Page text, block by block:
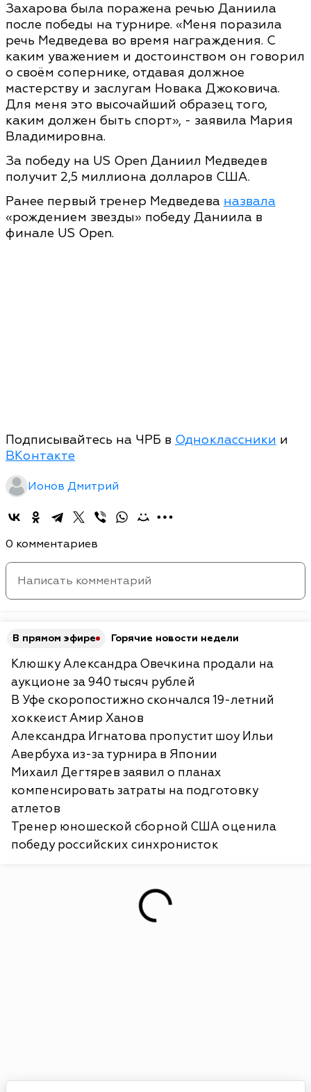
Захарова была поражена речью Даниила
после победы на турнире. «Меня поразила
речь Медведева во время награждения. С
каким уважением и достоинством он говорил
о своём сопернике, отдавая должное
мастерству и заслугам Новака Джоковича.
Для меня это высочайший образец того,
каким должен быть спорт», - заявила Мария
Владимировна.
За победу на US Open Даниил Медведев
получит 2,5 миллиона долларов США.
Ранее первый тренер Медведева назвала
«рождением звезды» победу Даниила в
финале US Open.
Подписывайтесь на ЧРБ в Одноклассники и
ВКонтакте
Ионов Дмитрий
0 комментариев
В прямом эфире Горячие новости недели
Клюшку Александра Овечкина продали на
аукционе за 940 тысяч рублей
В Уфе скоропостижно скончался 19-летний
хоккеист Амир Ханов
Александра Игнатова пропустит шоу Ильи
Авербуха из-за турнира в Японии
Михаил Дегтярев заявил о планах
компенсировать затраты на подготовку
атлетов
Тренер юношеской сборной США оценила
победу российских синхронисток